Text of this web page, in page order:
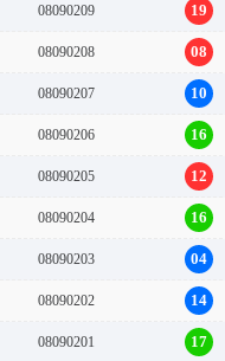
08090209 19
08090208 08
08090207 10
08090206 16
08090205 12
08090204 16
08090203 04
08090202 14
08090201 17